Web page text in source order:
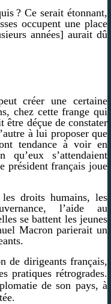
? Ce serait étonnant,
occupent une place
années] aurait dû
créer une certaine
chez cette frange qui
déçue de constater
à lui proposer que
tendance à voir en
s’attendaient
président français joue
droits humains, les
l’aide au
se battent les jeunes
Macron parierait un
de dirigeants français,
pratiques rétrogrades.
de son pays, à